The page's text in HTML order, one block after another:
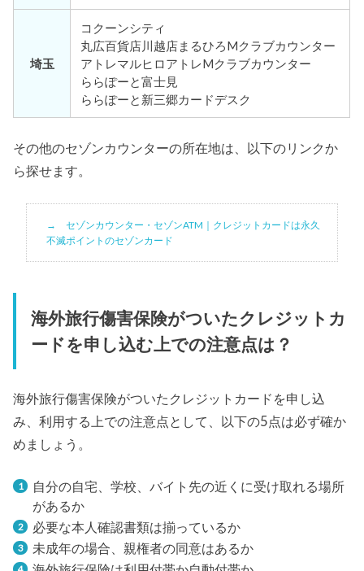
埼玉
コクーンシティ
丸広百貨店川越店まるひろMクラブカウンター
アトレマルヒロアトレMクラブカウンター
ららぽーと富士見
ららぽーと新三郷カードデスク
その他のセゾンカウンターの所在地は、以下のリンクか
ら探せます。
セゾンカウンター・セゾンATM｜クレジットカードは永久
不滅ポイントのセゾンカード
海外旅行傷害保険がついたクレジットカ
ードを申し込む上での注意点は？
海外旅行傷害保険がついたクレジットカードを申し込
み、利用する上での注意点として、以下の5点は必ず確か
めましょう。
自分の自宅、学校、バイト先の近くに受け取れる場所
があるか
必要な本人確認書類は揃っているか
未成年の場合、親権者の同意はあるか